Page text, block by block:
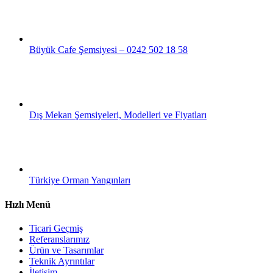
Büyük Cafe Şemsiyesi – 0242 502 18 58
Dış Mekan Şemsiyeleri, Modelleri ve Fiyatları
Türkiye Orman Yangınları
Hızlı Menü
Ticari Geçmiş
Referanslarımız
Ürün ve Tasarımlar
Teknik Ayrıntılar